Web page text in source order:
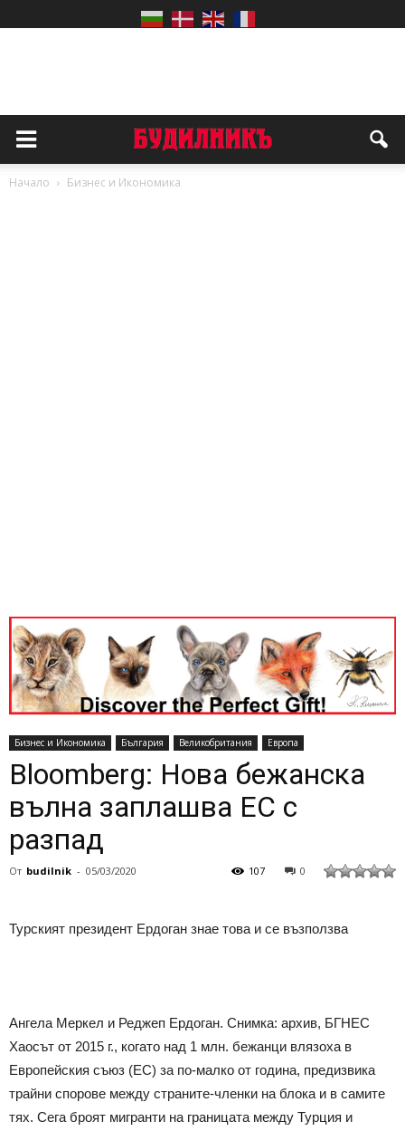
Начало Бизнес и Икономика
Бизнес и Икономика България Великобритания Европа
Bloomberg: Нова бежанска
вълна заплашва ЕС с
разпад
От budilnik - 05/03/2020 0
107
Турският президент Ердоган знае това и се възползва
Ангела Меркел и Реджеп Ердоган. Снимка: архив, БГНЕС
Хаосът от 2015 г., когато над 1 млн. бежанци влязоха в
Европейския съюз (ЕС) за по-малко от година, предизвика
трайни спорове между страните-членки на блока и в самите
тях. Сега броят мигранти на границата между Турция и